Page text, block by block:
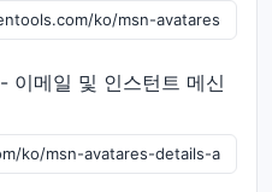
- 이메일 및 인스턴트 메신